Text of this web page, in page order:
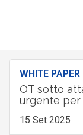
WHITE PAPER
OT sotto
urgente per
15 Set 2025